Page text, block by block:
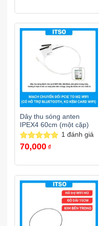
190,000₫.
Dây thu sóng anten
IPEX4 60cm (một cặp)
Được xếp
1 đánh giá
70,000 ₫